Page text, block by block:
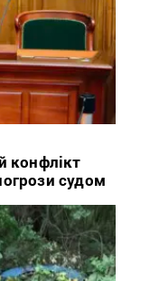
конфлікт
судом